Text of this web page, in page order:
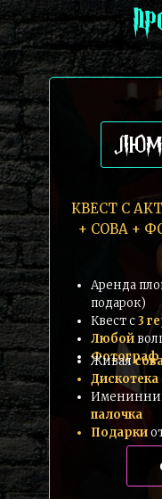
КВЕСТ С
+ СОВА +
Аренда
подарок)
Квест с3
Любой
Фотограф
Живая
Дискотека
палочка
Подарки